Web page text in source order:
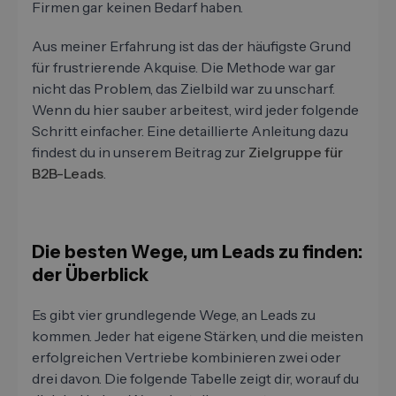
Firmen gar keinen Bedarf haben.
Aus meiner Erfahrung ist das der häufigste Grund
für frustrierende Akquise. Die Methode war gar
nicht das Problem, das Zielbild war zu unscharf.
Wenn du hier sauber arbeitest, wird jeder folgende
Schritt einfacher. Eine detaillierte Anleitung dazu
findest du in unserem Beitrag zur Zielgruppe für
B2B-Leads.
Die besten Wege, um Leads zu finden:
der Überblick
Es gibt vier grundlegende Wege, an Leads zu
kommen. Jeder hat eigene Stärken, und die meisten
erfolgreichen Vertriebe kombinieren zwei oder
drei davon. Die folgende Tabelle zeigt dir, worauf du